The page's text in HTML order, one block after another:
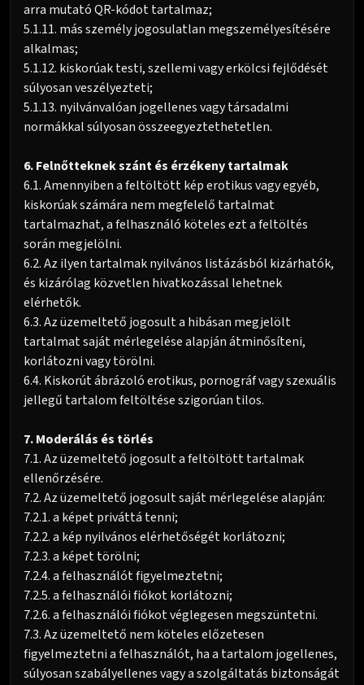
arra mutató QR-kódot tartalmaz;
5.1.11. más személy jogosulatlan megszemélyesítésére
alkalmas;
5.1.12. kiskorúak testi, szellemi vagy erkölcsi fejlődését
súlyosan veszélyezteti;
5.1.13. nyilvánvalóan jogellenes vagy társadalmi
normákkal súlyosan összeegyeztethetetlen.
6. Felnőtteknek szánt és érzékeny tartalmak
6.1. Amennyiben a feltöltött kép erotikus vagy egyéb,
kiskorúak számára nem megfelelő tartalmat
tartalmazhat, a felhasználó köteles ezt a feltöltés
során megjelölni.
6.2. Az ilyen tartalmak nyilvános listázásból kizárhatók,
és kizárólag közvetlen hivatkozással lehetnek
elérhetők.
6.3. Az üzemeltető jogosult a hibásan megjelölt
tartalmat saját mérlegelése alapján átminősíteni,
korlátozni vagy törölni.
6.4. Kiskorút ábrázoló erotikus, pornográf vagy szexuális
jellegű tartalom feltöltése szigorúan tilos.
7. Moderálás és törlés
7.1. Az üzemeltető jogosult a feltöltött tartalmak
ellenőrzésére.
7.2. Az üzemeltető jogosult saját mérlegelése alapján:
7.2.1. a képet priváttá tenni;
7.2.2. a kép nyilvános elérhetőségét korlátozni;
7.2.3. a képet törölni;
7.2.4. a felhasználót figyelmeztetni;
7.2.5. a felhasználói fiókot korlátozni;
7.2.6. a felhasználói fiókot véglegesen megszüntetni.
7.3. Az üzemeltető nem köteles előzetesen
figyelmeztetni a felhasználót, ha a tartalom jogellenes,
súlyosan szabályellenes vagy a szolgáltatás biztonságát